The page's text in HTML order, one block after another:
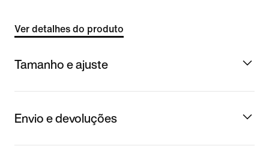
Ver detalhes do produto
Tamanho e ajuste
Envio e devoluções